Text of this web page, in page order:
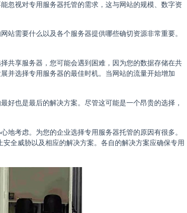
忽视对专用服务器托管的需求，这与网站的规模、数字资
站需要什么以及各个服务器提供哪些确切资源非常重要。
共享服务器，您可能会遇到困难，因为您的数据存储在共
并选择专用服务器的最佳时机。当网站的流量开始增加
好也是最后的解决方案。尽管这可能是一个昂贵的选择，
地考虑。为您的企业选择专用服务器托管的原因有很多。
全威胁以及相应的解决方案。各自的解决方案应确保专用